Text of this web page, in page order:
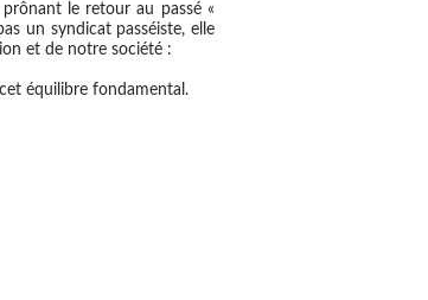
le retour au passé «
un syndicat passéiste, elle
et de notre société :
équilibre fondamental.